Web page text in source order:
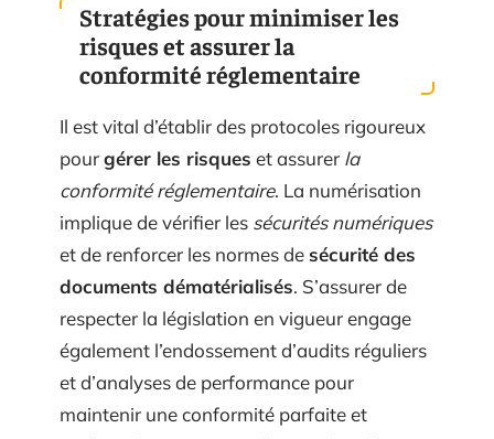
Stratégies pour minimiser les
risques et assurer la
conformité réglementaire
Il est vital d’établir des protocoles rigoureux
pourgérer les risques et assurer la
conformité réglementaire. La numérisation
implique de vérifier les sécurités numériques
et de renforcer les normes desécurité des
documents dématérialisés. S’assurer de
respecter la législation en vigueur engage
également l’endossement d’audits réguliers
et d’analyses de performance pour
maintenir une conformité parfaite et